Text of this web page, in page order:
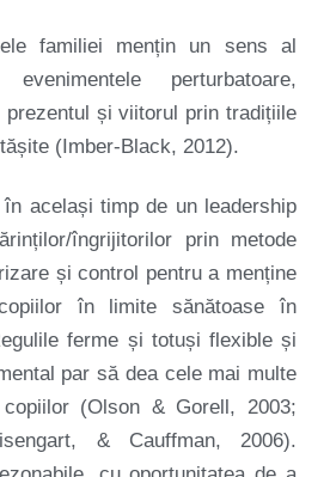
familiei mențin un sens al
perturbatoare,
prezentul și viitorul prin tradițiile
(Imber-Black, 2012).
în același timp de un leadership
îngrijitorilor prin metode
și control pentru a menține
copiilor în limite sănătoase în
ferme și totuși flexible și
par să dea cele mai multe
(Olson & Gorell, 2003;
& Cauffman, 2006).